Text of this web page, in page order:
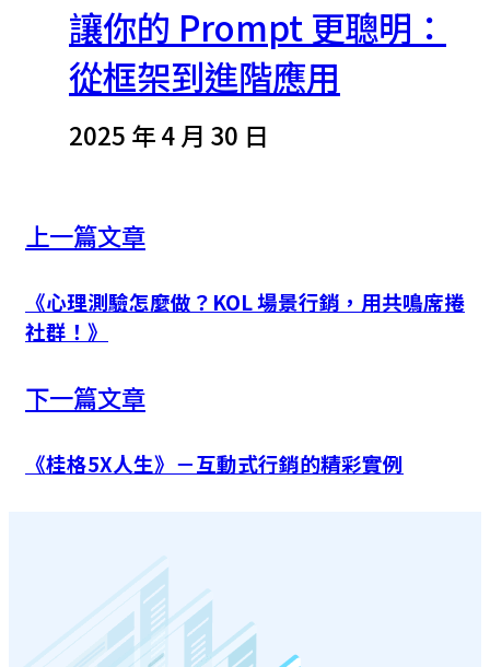
讓你的 Prompt 更聰明：
從框架到進階應用
2025 年 4 月 30 日
上一篇文章
《心理測驗怎麼做？KOL 場景行銷，用共鳴席捲
社群！》
下一篇文章
《桂格5X人生》－互動式行銷的精彩實例